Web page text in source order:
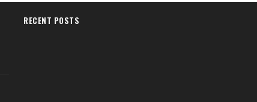
RECENT POSTS